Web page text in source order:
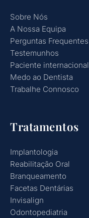
Sobre Nós
A Nossa Equipa
Perguntas Frequentes
Testemunhos
Paciente internacional
Medo ao Dentista
Trabalhe Connosco
Tratamentos
Implantologia
Reabilitação Oral
Branqueamento
Facetas Dentárias
Invisalign
Odontopediatria